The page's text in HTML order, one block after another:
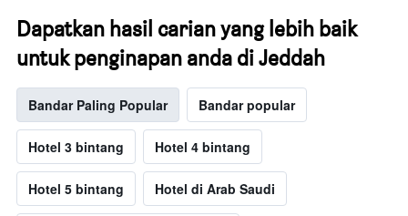
Dapatkan hasil carian yang lebih baik
untuk penginapan anda di Jeddah
Bandar Paling Popular Bandar popular
Hotel 3 bintang Hotel 4 bintang
Hotel 5 bintang Hotel di Arab Saudi